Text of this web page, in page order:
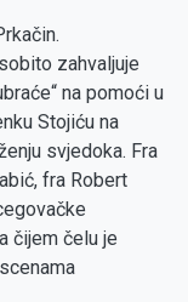
zahvaljuje
na pomoći u
Stojiću na
svjedoka. Fra
fra Robert
čijem čelu je